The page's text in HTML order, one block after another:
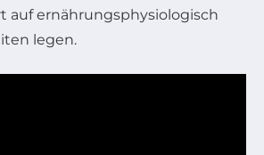
auf ernährungsphysiologisch
legen.